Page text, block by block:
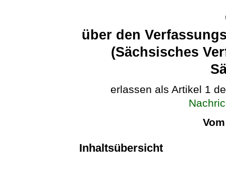
über den
(Sächsisches
erlassen als Artikel 1
Inhaltsübersicht